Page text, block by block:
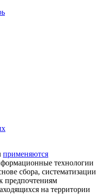
применяются
технологии
сбора, систематизации
предпочтениям
на территории